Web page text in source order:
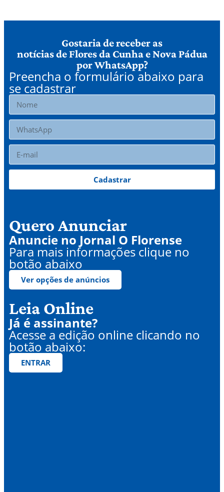
Gostaria de receber as
notícias de Flores da Cunha e Nova Pádua
por WhatsApp?
Preencha o formulário abaixo para
se cadastrar
Cadastrar
Quero Anunciar
Anuncie no Jornal O Florense
Para mais informações clique no
botão abaixo
Ver opções de anúncios
Leia Online
Já é assinante?
Acesse a edição online clicando no
botão abaixo:
ENTRAR